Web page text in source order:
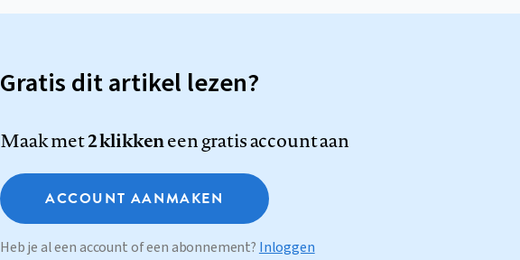
Gratis dit artikel lezen?
Maak met2 klikkeneen gratis account aan
ACCOUNT AANMAKEN
Heb je al een account of een abonnement? Inloggen